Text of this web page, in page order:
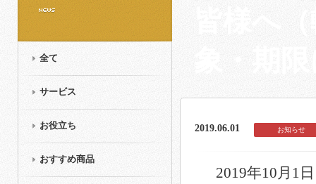
全て
サービス
お役立ち
おすすめ商品
2019.06.01 お知らせ
2019年10月1